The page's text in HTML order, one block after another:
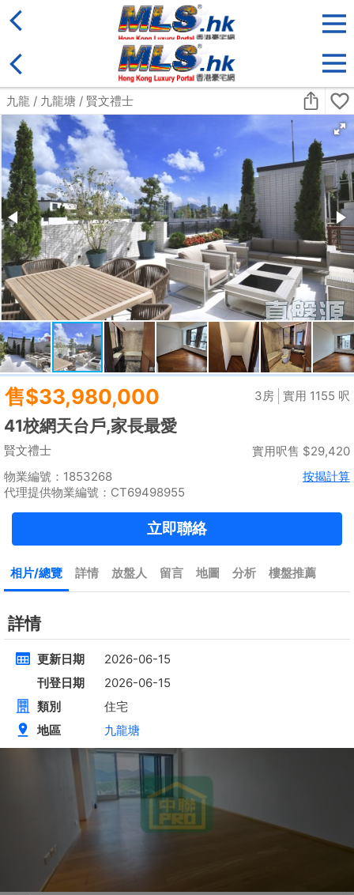
售盤 類別
收藏
搜尋條件: 售盤
黃金置頂
標準2100呎村屋
元朗 標準2100呎村屋 4房4套
建築 2100呎@$17
實用 --
租$35,000
九龍廣場
長沙灣 青山道485號
建築 3631呎@$4,682
實用 2542呎@$6,688
置頂